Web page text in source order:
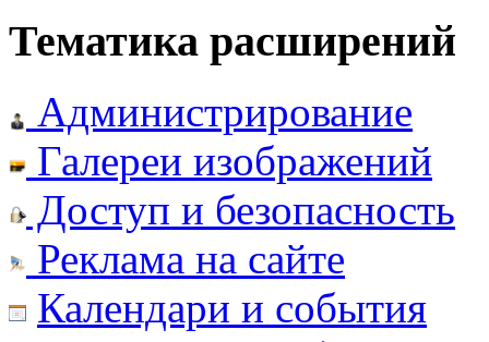
Тематика расширений
Администрирование
Галереи изображений
Доступ и безопасность
Реклама на сайте
Календари и события